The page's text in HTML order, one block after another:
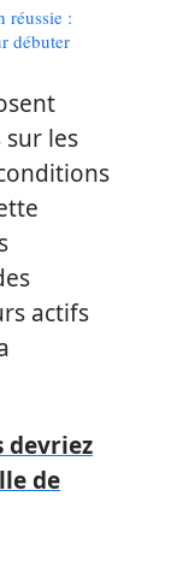
réussie :
débuter
les
actifs
devriez
de